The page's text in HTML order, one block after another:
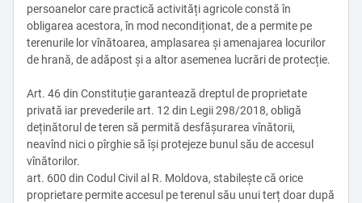
persoanelor care practică activități agricole constă în
obligarea acestora, în mod necondiționat, de a permite pe
terenurile lor vînătoarea, amplasarea și amenajarea locurilor
de hrană, de adăpost și a altor asemenea lucrări de protecție.
Art. 46 din Constituție garantează dreptul de proprietate
privată iar prevederile art. 12 din Legii 298/2018, obligă
deținătorul de teren să permită desfășurarea vînătorii,
neavînd nici o pîrghie să își protejeze bunul său de accesul
vînătorilor.
art. 600 din Codul Civil al R. Moldova, stabilește că orice
proprietare permite accesul pe terenul său unui terț doar după